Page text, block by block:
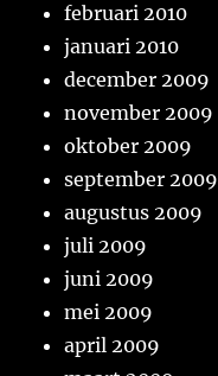
februari 2010
januari 2010
december 2009
november 2009
oktober 2009
september 2009
augustus 2009
juli 2009
juni 2009
mei 2009
april 2009